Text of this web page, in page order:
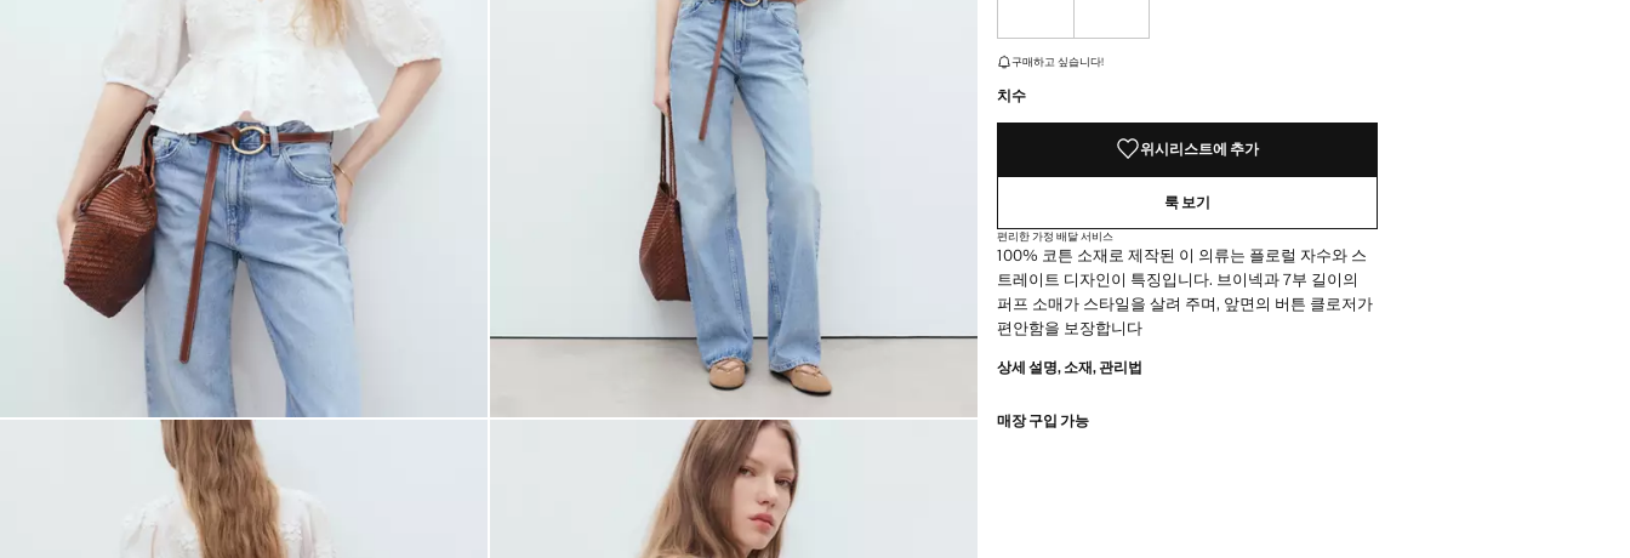
재고가 얼마 남지 않았어요!
구매하고 싶습니다!
치수
위시리스트에 추가
룩 보기
편리한 가정 배달 서비스
100% 코튼 소재로 제작된 이 의류는 플로럴 자수와 스
트레이트 디자인이 특징입니다. 브이넥과 7부 길이의
퍼프 소매가 스타일을 살려 주며, 앞면의 버튼 클로저가
편안함을 보장합니다
상세 설명, 소재, 관리법
매장 구입 가능